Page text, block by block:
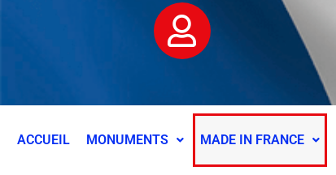
ACCUEIL MONUMENTS MADE IN FRANCE